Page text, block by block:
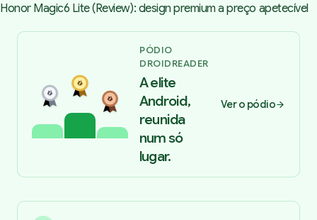
Honor Magic6 Lite (Review): design premium a preço apetecível
PÓDIO
DROIDREADER
A elite
Android,
reunida
num só
lugar.
Ver o pódio